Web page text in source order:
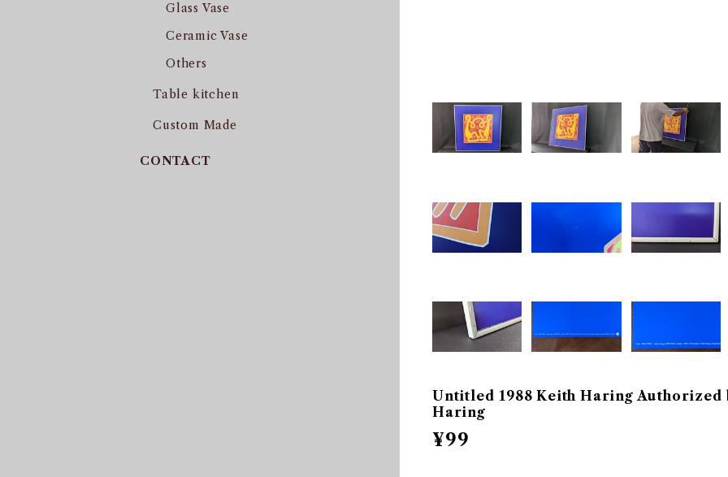
Untitled 1988 Keith Haring Authorized
Haring
¥99
Glass Vase
Ceramic Vase
Others
Table kitchen
Custom Made
CONTACT